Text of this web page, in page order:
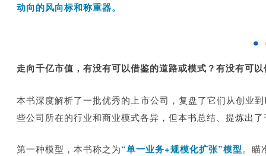
动向的风向标和称重器。
走向千亿市值，有没有可以借鉴的道路或模式？有没有可
本书深度解析了一批优秀的上市公司，复盘了它们从创业
些公司所在的行业和商业模式各异，但本书总结、提炼出
第一种模型，本书称之为“单一业务+规模化扩张”模型。瞄